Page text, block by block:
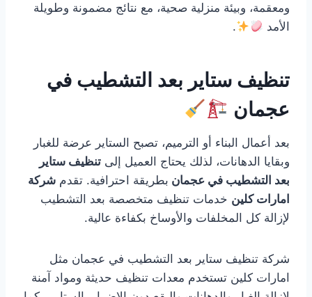
ومعقمة، وبيئة منزلية صحية، مع نتائج مضمونة وطويلة
الأمد
.
تنظيف ستاير بعد التشطيب في
عجمان
بعد أعمال البناء أو الترميم، تصبح الستاير عرضة للغبار
وبقايا الدهانات، لذلك يحتاج العميل إلى تنظيف ستاير
بعد التشطيب في عجمان بطريقة احترافية. تقدم شركة
امارات كلين خدمات تنظيف متخصصة بعد التشطيب
لإزالة كل المخلفات والأوساخ بكفاءة عالية.
شركة تنظيف ستاير بعد التشطيب في عجمان مثل
امارات كلين تستخدم معدات تنظيف حديثة ومواد آمنة